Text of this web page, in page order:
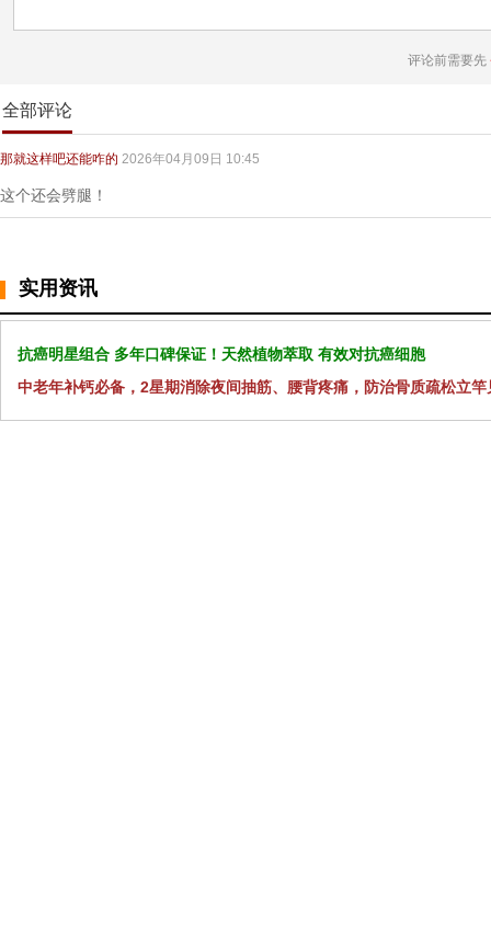
评论前需要先
全部评论
那就这样吧还能咋的 2026年04月09日 10:45
这个还会劈腿！
实用资讯
抗癌明星组合 多年口碑保证！天然植物萃取 有效对抗癌细胞
中老年补钙必备，2星期消除夜间抽筋、腰背疼痛，防治骨质疏松立竿